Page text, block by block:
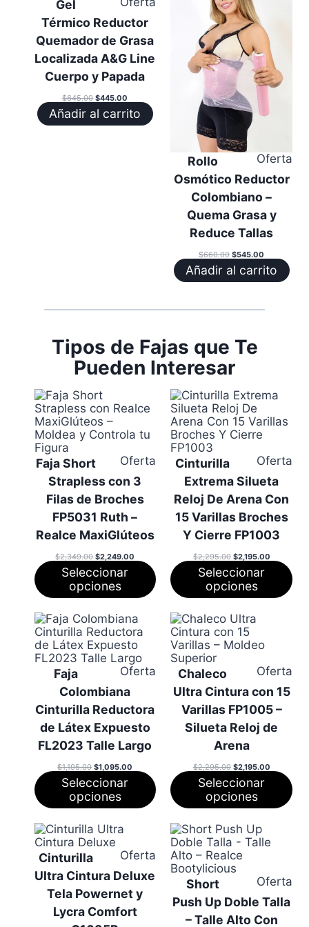
Gel
Térmico Reductor
Quemador de Grasa
Localizada A&G Line
Cuerpo y Papada
$645.00El
original
$445.00
precio
actual
Añadir al carrito
Oferta
Rollo
Osmótico Reductor
Colombiano –
Quema Grasa y
Reduce Tallas
$660.00 El
original
$545.00
precio
actual
Añadir al carrito
Tipos de Fajas que Te
Pueden Interesar
Oferta Producto
oferta
Faja Short
Strapless con 3
Filas de Broches
FP5031 Ruth –
Realce MaxiGlúteos
$2,349.00El
precio
original
era:
$2,349.00.
$2,249.00
precio
actual
$2,249.00.
Seleccionar
opciones
Oferta
Cinturilla
Extrema Silueta
Reloj De Arena Con
15 Varillas Broches
Y Cierre FP1003
$2,295.00 El
precio
original
era:
$2,295.00.
$2,195.00El
precio
actual
$2,195.00.
Seleccionar
opciones
Oferta Producto
oferta
Faja
Colombiana
Cinturilla Reductora
de Látex Expuesto
FL2023 Talle Largo
$1,195.00El
precio
original
era:
$1,195.00.
$1,095.00
precio
actual
$1,095.00.
Seleccionar
opciones
Oferta
Chaleco
Ultra Cintura con 15
Varillas FP1005 –
Silueta Reloj de
Arena
$2,295.00 El
precio
original
era:
$2,295.00.
$2,195.00El
precio
actual
$2,195.00.
Seleccionar
opciones
Oferta Producto
oferta
Cinturilla
Ultra Cintura Deluxe
Tela Powernet y
Lycra Comfort
Oferta
Short
Push Up Doble Talla
– Talle Alto Con